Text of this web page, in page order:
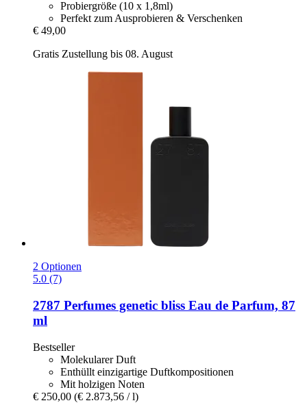
Probiergröße (10 x 1,8ml)
Perfekt zum Ausprobieren & Verschenken
€ 49,00
Gratis Zustellung bis 08. August
2 Optionen
5.0 (7)
2787 Perfumes genetic bliss Eau de Parfum, 87
ml
Bestseller
Molekularer Duft
Enthüllt einzigartige Duftkompositionen
Mit holzigen Noten
€ 250,00 (€ 2.873,56 / l)